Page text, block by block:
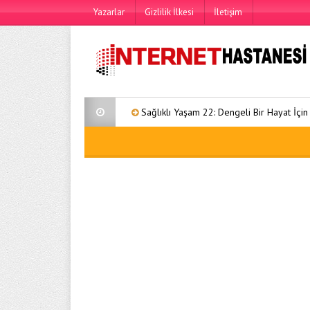
Yazarlar Gizlilik İlkesi İletişim
Sağlıklı Yaşam 22: Dengeli Bir Hayat İçin Kapsamlı